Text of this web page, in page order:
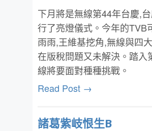
下月將是無線第44年台慶,
行了亮燈儀式。今年的TVB
雨雨,王維基挖角,無線與四
在版稅問題又未解決。踏入
線將要面對種種挑戰。
Read Post →
諸葛紫岐恨生B